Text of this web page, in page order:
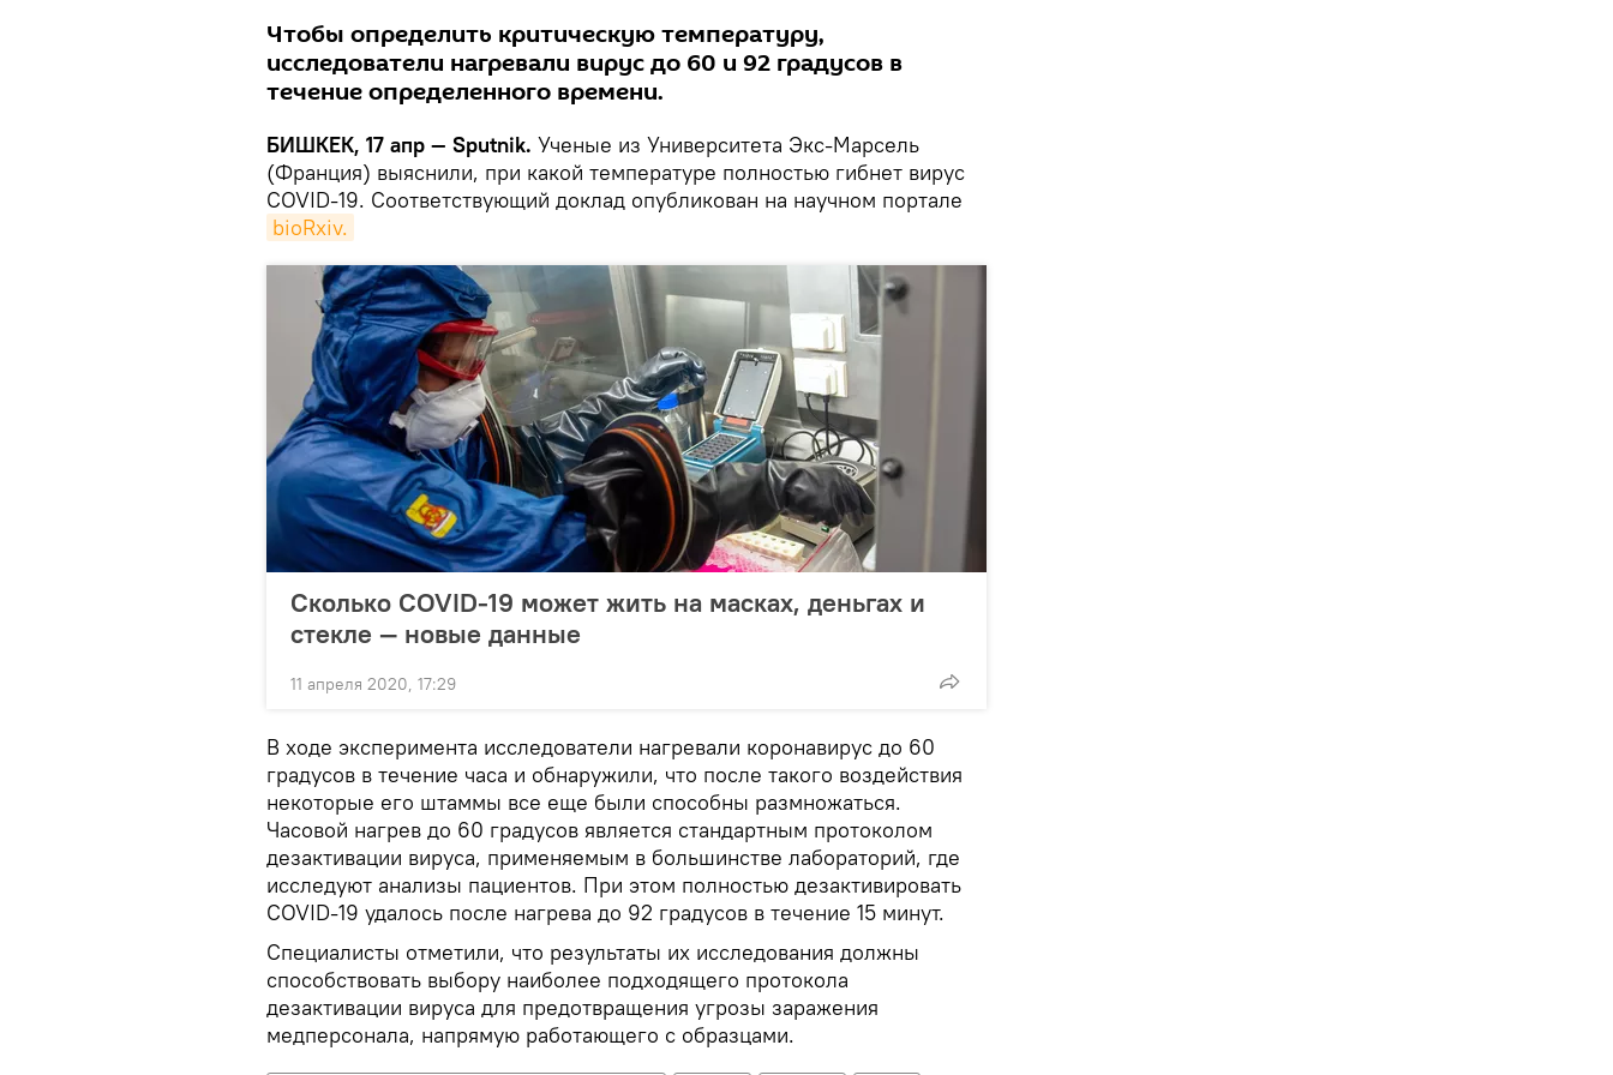
Чтобы определить критическую температуру,
исследователи нагревали вирус до 60 и 92 градусов в
течение определенного времени.
БИШКЕК, 17 апр — Sputnik. Ученые из Университета Экс-Марсель
(Франция) выяснили, при какой температуре полностью гибнет вирус
COVID-19. Соответствующий доклад опубликован на научном портале
bioRxiv.
Сколько COVID-19 может жить на масках, деньгах и
стекле — новые данные
11 апреля 2020, 17:29
В ходе эксперимента исследователи нагревали коронавирус до 60
градусов в течение часа и обнаружили, что после такого воздействия
некоторые его штаммы все еще были способны размножаться.
Часовой нагрев до 60 градусов является стандартным протоколом
дезактивации вируса, применяемым в большинстве лабораторий, где
исследуют анализы пациентов. При этом полностью дезактивировать
COVID-19 удалось после нагрева до 92 градусов в течение 15 минут.
Специалисты отметили, что результаты их исследования должны
способствовать выбору наиболее подходящего протокола
дезактивации вируса для предотвращения угрозы заражения
медперсонала, напрямую работающего с образцами.